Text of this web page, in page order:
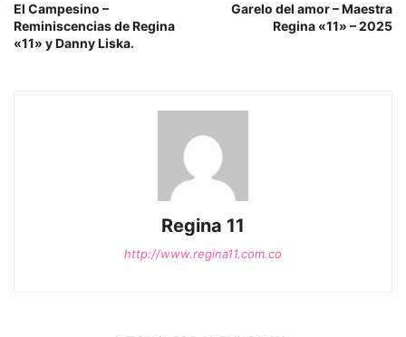
El Campesino –
Reminiscencias de Regina
«11» y Danny Liska.
Garelo del amor – Maestra
Regina «11» – 2025
Regina 11
http://www.regina11.com.co